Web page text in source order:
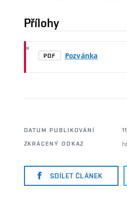
Přílohy
PDF Pozvánka
DATUM PUBLIKOVÁNÍ
ZKRÁCENÝ ODKAZ
SDÍLET ČLÁNEK